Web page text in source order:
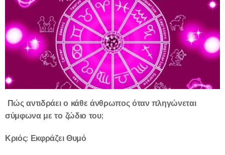
Πώς αντιδράει ο κάθε άνθρωπος όταν πληγώνεται
σύμφωνα με το ζώδιο του;
Κριός: Εκφράζει Θυμό